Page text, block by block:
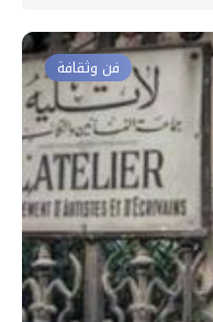
فن وثقافة